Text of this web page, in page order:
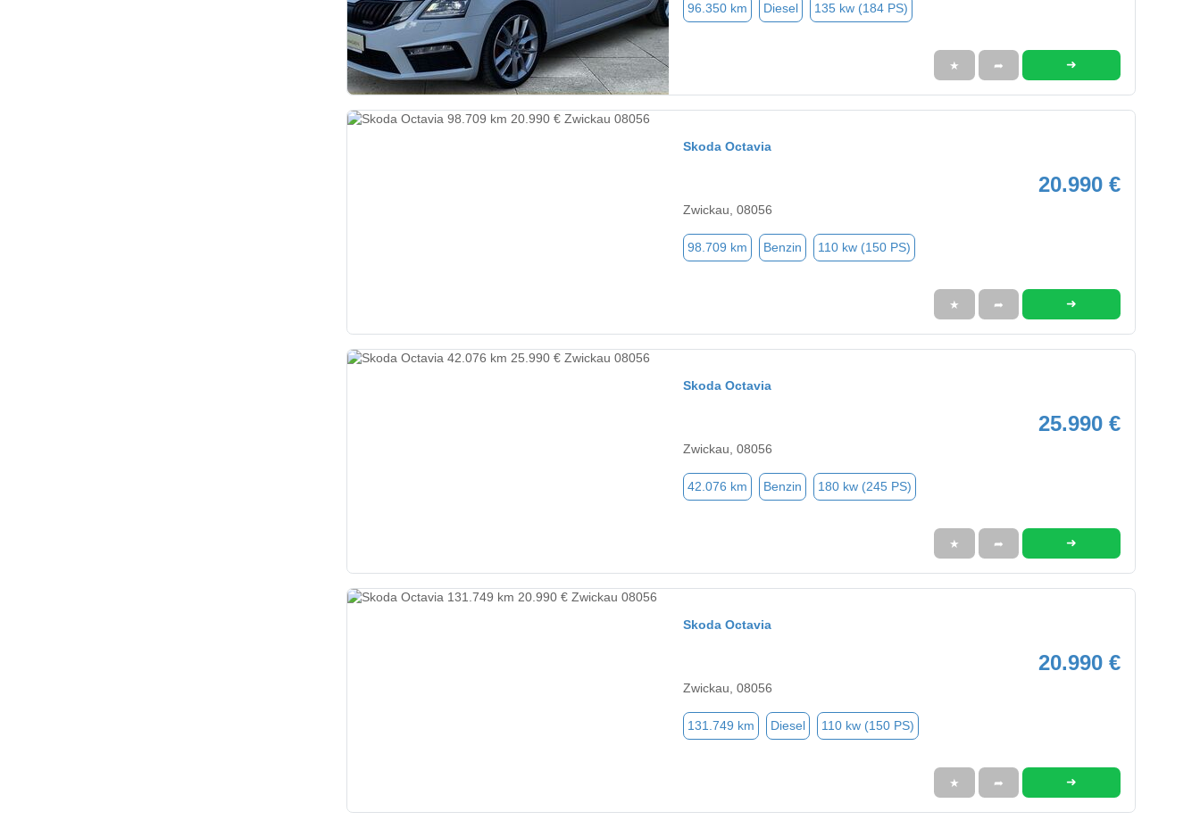
96.350 km Diesel 135 kw (184 PS)
★ ➦ ➜
Skoda Octavia
20.990 €
Zwickau, 08056
98.709 km Benzin 110 kw (150 PS)
★ ➦ ➜
Skoda Octavia
25.990 €
Zwickau, 08056
42.076 km Benzin 180 kw (245 PS)
★ ➦ ➜
Skoda Octavia
20.990 €
Zwickau, 08056
131.749 km Diesel 110 kw (150 PS)
★ ➦ ➜